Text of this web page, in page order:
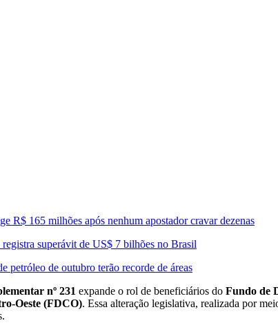
R$ 165 milhões após nenhum apostador cravar dezenas
superávit de US$ 7 bilhões no Brasil
petróleo de outubro terão recorde de áreas
nº 231 expande o rol de beneficiários do Fundo de
Oeste (FDCO). Essa alteração legislativa, realizada por